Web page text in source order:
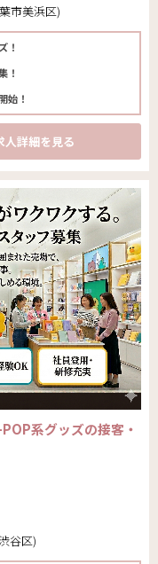
市美浜区)
！
！
始！
人詳細を見る
系グッズの接客・
谷区)